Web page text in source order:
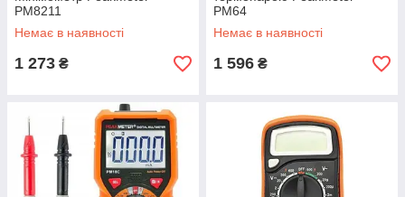
PM8211
Немає в наявності
1 273 ₴
PM64
Немає в наявності
1 596 ₴